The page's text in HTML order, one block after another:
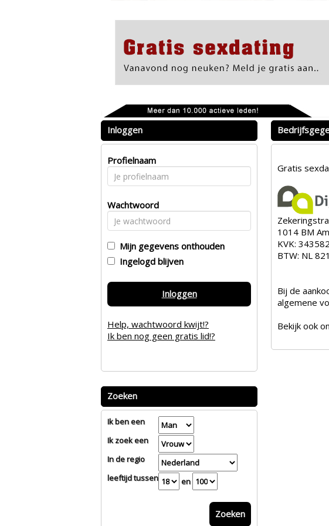
Gratis
1014 BM
KVK:
BTW: NL
Bij de
algemene
Bekijk ook
Inloggen
Profielnaam
Wachtwoord
Mijn gegevens onthouden
Ingelogd blijven
Inloggen
Help, wachtwoord kwijt!?
Ik ben nog geen gratis lid!?
Zoeken
Ik ben een
Ik zoek een
In de regio
leeftijd tussen
en
Zoeken